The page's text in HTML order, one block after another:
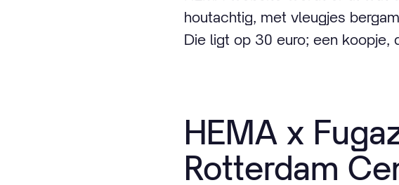
houtachtig, met vleugjes
Die ligt op 30 euro; een koopje,
HEMA x
Rotterdam